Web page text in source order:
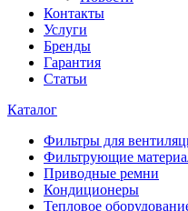
Контакты
Услуги
Бренды
Гарантия
Статьи
Каталог
Фильтры для
Фильтрующие
Приводные ремни
Кондиционеры
Тепловое